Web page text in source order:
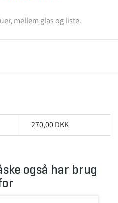
mellem glas og liste.
270,00 DKK
også har brug